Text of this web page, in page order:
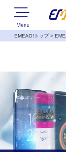
EMEAO!トップ>